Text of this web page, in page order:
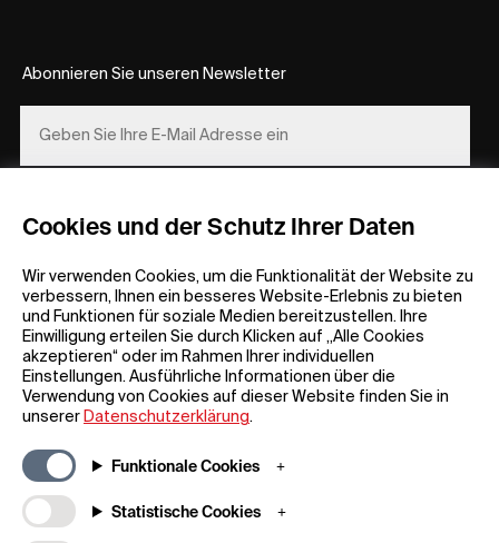
Cookies und der Schutz Ihrer Daten
Wir verwenden Cookies, um die Funktionalität der Website zu
verbessern, Ihnen ein besseres Website-Erlebnis zu bieten
und Funktionen für soziale Medien bereitzustellen. Ihre
Einwilligung erteilen Sie durch Klicken auf „Alle Cookies
akzeptieren“ oder im Rahmen Ihrer individuellen
Einstellungen. Ausführliche Informationen über die
Verwendung von Cookies auf dieser Website finden Sie in
unserer Datenschutzerklärung.
Funktionale Cookies
Statistische Cookies
Allgemeine Informationen
FAQ
Allgemeine
Teilnahmebedingungen für
Gewinnspiele
Unternehmen
Abonnieren Sie unseren Newsletter
REGISTRIEREN